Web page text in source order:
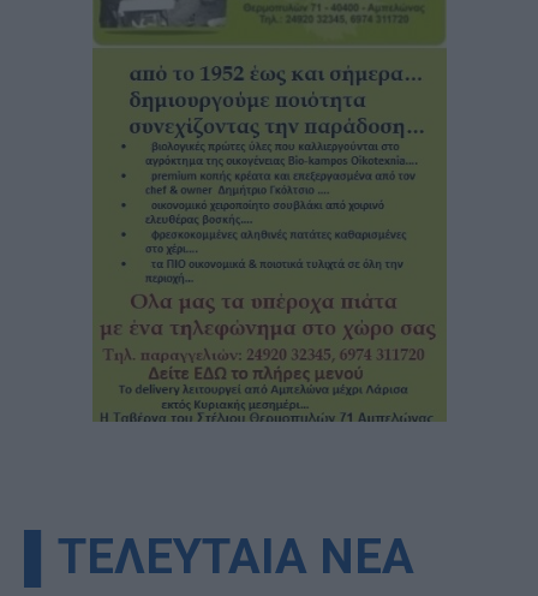
▌ΤΕΛΕΥΤΑΙΑ ΝΕΑ